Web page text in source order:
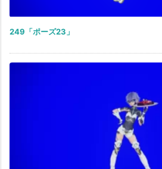
249「ポーズ23」